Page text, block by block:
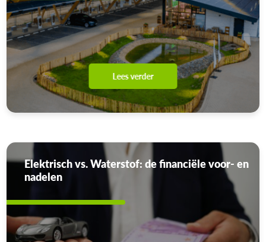
Lees verder
Elektrisch vs. Waterstof: de financiële voor- en
nadelen